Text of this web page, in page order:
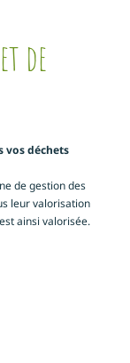
de
vos déchets
de gestion des
leur valorisation
ainsi valorisée.